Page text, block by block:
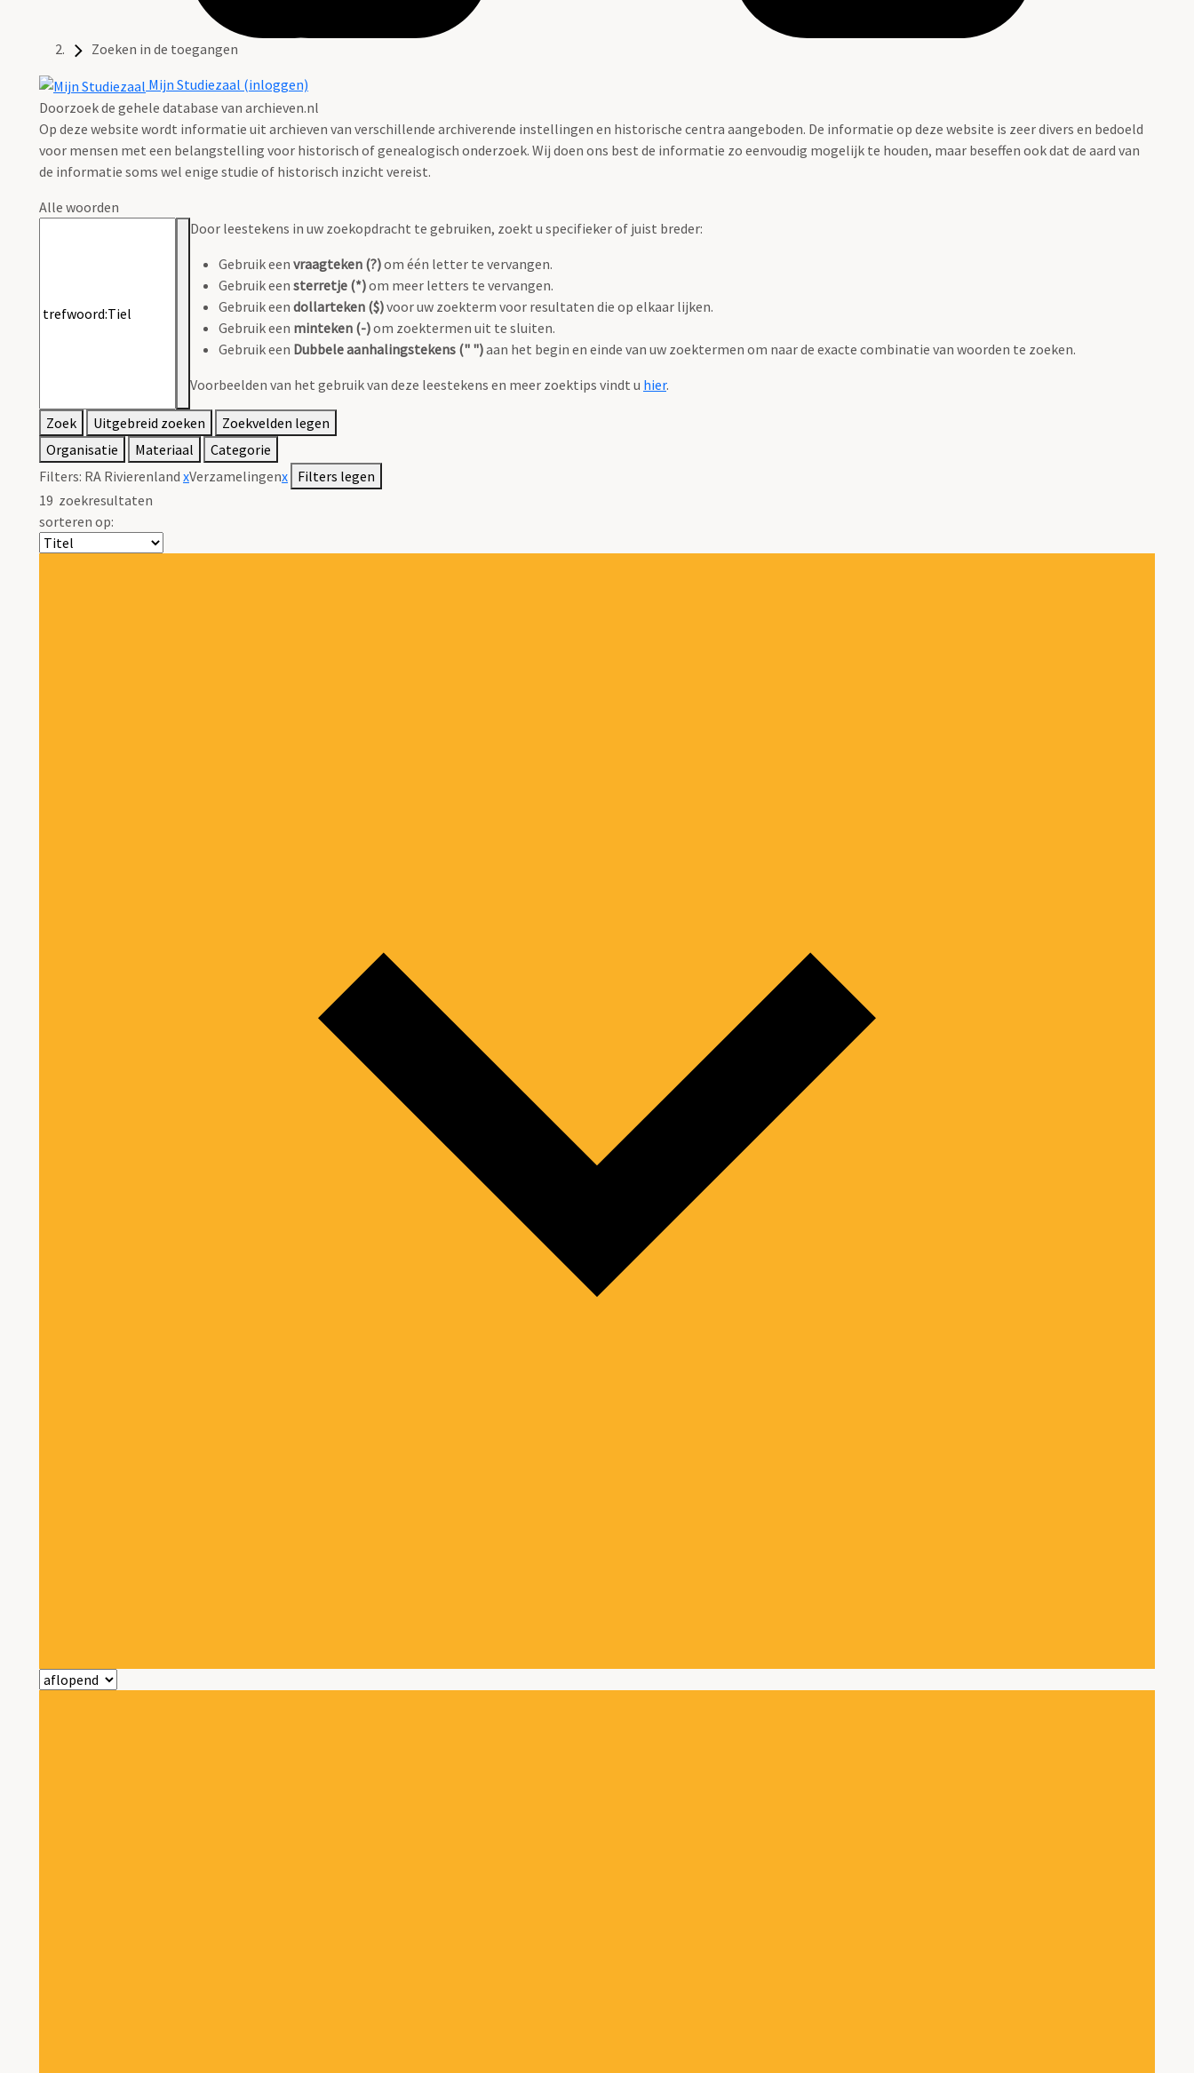
Zoeken in de toegangen
Mijn Studiezaal (inloggen)
Doorzoek de gehele database van archieven.nl
Op deze website wordt informatie uit archieven van verschillende archiverende instellingen en historische centra aangeboden. De informatie op deze website is zeer divers en bedoeld
voor mensen met een belangstelling voor historisch of genealogisch onderzoek. Wij doen ons best de informatie zo eenvoudig mogelijk te houden, maar beseffen ook dat de aard van
de informatie soms wel enige studie of historisch inzicht vereist.
Alle woorden
Door leestekens in uw zoekopdracht te gebruiken, zoekt u specifieker of juist breder:
Gebruik een vraagteken (?)om één letter te vervangen.
Gebruik een sterretje (*)om meer letters te vervangen.
Gebruik een dollarteken ($)voor uw zoekterm voor resultaten die op elkaar lijken.
Gebruik een minteken (-)om zoektermen uit te sluiten.
Gebruik een Dubbele aanhalingstekens (" ")aan het begin en einde van uw zoektermen om naar de exacte combinatie van woorden te zoeken.
Voorbeelden van het gebruik van deze leestekens en meer zoektips vindt u hier.
Zoek Uitgebreid zoeken
Zoekvelden legen
Organisatie
Materiaal
Categorie
Filters: RA Rivierenland xVerzamelingenx Filters legen
19 zoekresultaten
sorteren op: